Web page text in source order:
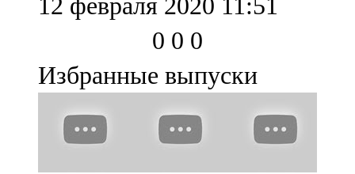
Чирмешән
Чистай
103,0 FM
12 февраля 2020 11:51
0 0 0
Избранные выпуски